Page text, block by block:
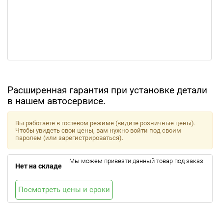
Расширенная гарантия при установке детали
в нашем автосервисе.
Вы работаете в гостевом режиме (видите розничные цены).
Чтобы увидеть свои цены, вам нужно войти под своим
паролем (или зарегистрироваться).
Нет на складе
Мы можем привезти данный товар под заказ.
Посмотреть цены и сроки